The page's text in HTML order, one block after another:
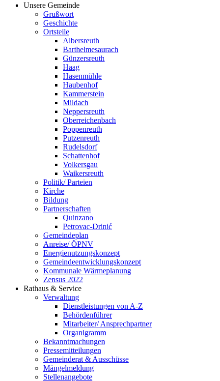
Unsere Gemeinde
Grußwort
Geschichte
Ortsteile
Albersreuth
Barthelmesaurach
Günzersreuth
Haag
Hasenmühle
Haubenhof
Kammerstein
Mildach
Neppersreuth
Oberreichenbach
Poppenreuth
Putzenreuth
Rudelsdorf
Schattenhof
Volkersgau
Waikersreuth
Politik/ Parteien
Kirche
Bildung
Partnerschaften
Quinzano
Petrovac-Drinić
Gemeindeplan
Anreise/ ÖPNV
Energienutzungskonzept
Gemeindeentwicklungs­konzept
Kommunale Wärmeplanung
Zensus 2022
Rathaus & Service
Verwaltung
Dienstleistungen von A-Z
Behördenführer
Mitarbeiter/ Ansprechpartner
Organigramm
Bekanntmachungen
Pressemitteilungen
Gemeinderat & Ausschüsse
Mängelmeldung
Stellenangebote